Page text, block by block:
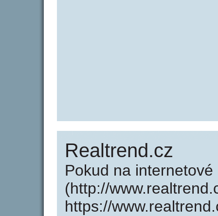
Realtrend.cz
Pokud na
(http://
https://